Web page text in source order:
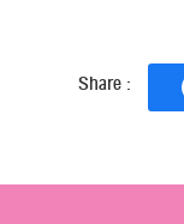
Share :